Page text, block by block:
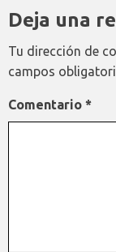
Deja una
Tu dirección de
campos
Comentario *